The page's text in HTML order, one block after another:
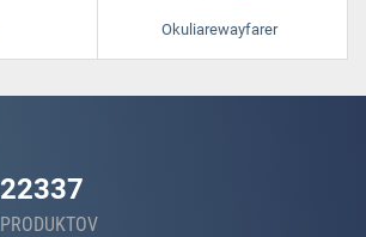
Okuliarewayfarer
22337
PRODUKTOV